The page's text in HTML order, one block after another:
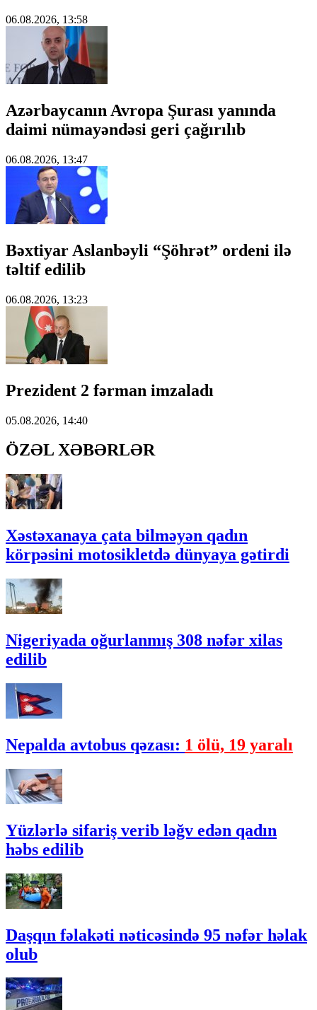
06.08.2026, 13:58
Azərbaycanın Avropa Şurası yanında
daimi nümayəndəsi geri çağırılıb
06.08.2026, 13:47
Bəxtiyar Aslanbəyli “Şöhrət” ordeni ilə
təltif edilib
06.08.2026, 13:23
Prezident 2 fərman imzaladı
05.08.2026, 14:40
ÖZƏL XƏBƏRLƏR
Xəstəxanaya çata bilməyən qadın
körpəsini motosikletdə dünyaya gətirdi
Nigeriyada oğurlanmış 308 nəfər xilas
edilib
Nepalda avtobus qəzası: 1 ölü, 19 yaralı
Yüzlərlə sifariş verib ləğv edən qadın
həbs edilib
Daşqın fəlakəti nəticəsində 95 nəfər həlak
olub